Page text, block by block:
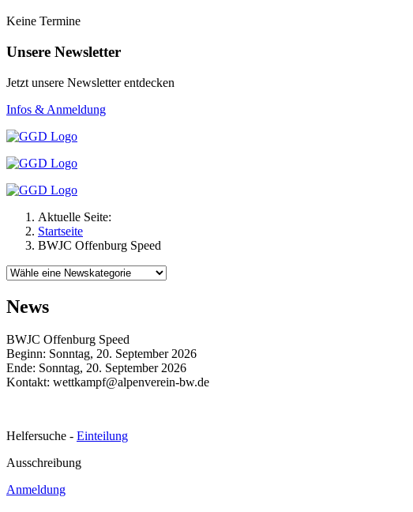
Keine Termine
Unsere Newsletter
Jetzt unsere Newsletter entdecken
Infos & Anmeldung
Aktuelle Seite:
Startseite
BWJC Offenburg Speed
News
BWJC Offenburg Speed
Beginn: Sonntag, 20. September 2026
Ende: Sonntag, 20. September 2026
Kontakt: wettkampf@alpenverein-bw.de
Helfersuche - Einteilung
Ausschreibung
Anmeldung